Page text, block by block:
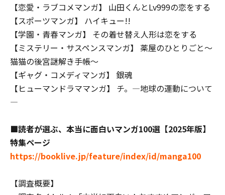
【恋愛・ラブコメマンガ】 山田くんとLv999の恋をする
【スポーツマンガ】 ハイキュー!!
【学園・青春マンガ】 その着せ替え人形は恋をする
【ミステリー・サスペンスマンガ】 薬屋のひとりごと～
猫猫の後宮謎解き手帳～
【ギャグ・コメディマンガ】 銀魂
【ヒューマンドラママンガ】 チ。―地球の運動について
―
■読者が選ぶ、本当に面白いマンガ100選【2025年版】
特集ページ
https://booklive.jp/feature/index/id/manga100
【調査概要】